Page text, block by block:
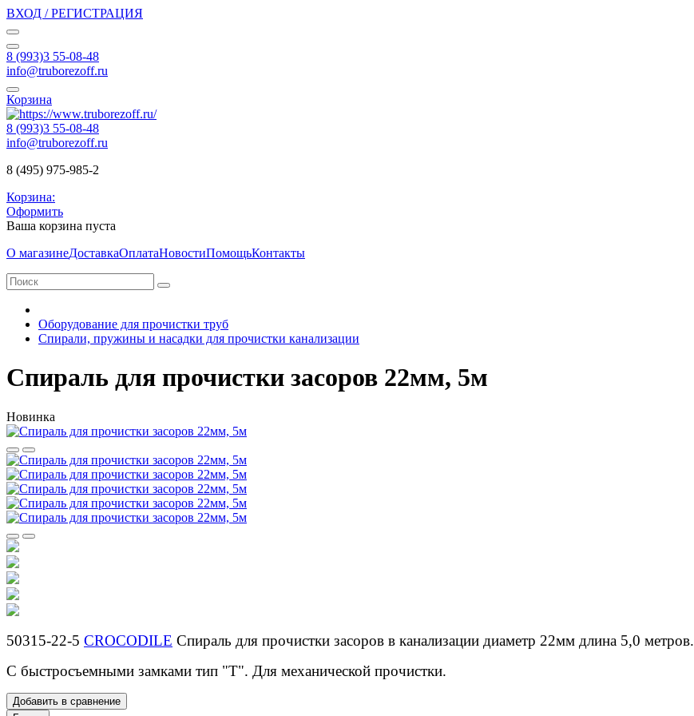
ВХОД / РЕГИСТРАЦИЯ
8 (993)3 55-08-48
info@truborezoff.ru
Корзина
8 (993)3 55-08-48
info@truborezoff.ru
8 (495) 975-985-2
Корзина:
Оформить
Ваша корзина пуста
О магазинеДоставкаОплатаНовостиПомощьКонтакты
Оборудование для прочистки труб
Спирали, пружины и насадки для прочистки канализации
Спираль для прочистки засоров 22мм, 5м
Новинка
50315-22-5 CROCODILE Спираль для прочистки засоров в канализации диаметр 22мм длина 5,0 метров.
С быстросъемными замками тип "Т". Для механической прочистки.
Добавить в сравнение